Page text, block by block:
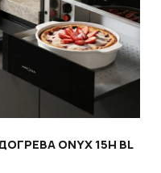
ONYX 15H BL